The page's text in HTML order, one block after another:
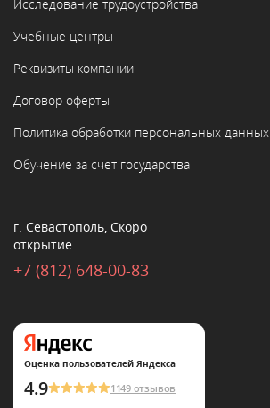
Исследование трудоустройства
Учебные центры
Реквизиты компании
Договор оферты
Политика обработки персональных данных
Обучение за счет государства
г. Севастополь, Скоро
открытие
+7 (812) 648-00-83
Оценка пользователей Яндекса
4.9 1149 отзывов